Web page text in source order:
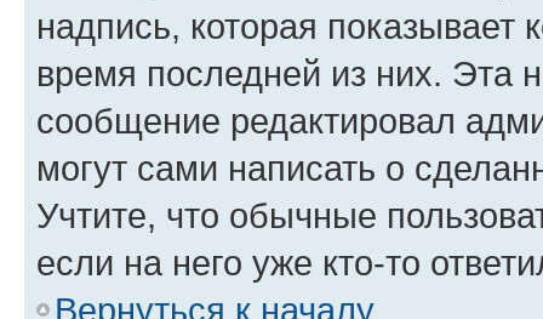
надпись, которая показывает
время последней из них. Эта
сообщение редактировал
могут сами написать о
Учтите, что обычные
если на него уже кто-то
Вернуться к началу